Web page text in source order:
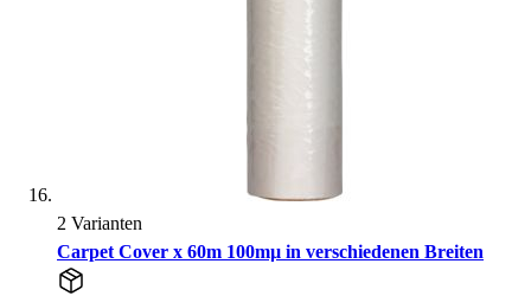
2 Varianten
Carpet Cover x 60m 100mµ in verschiedenen Breiten